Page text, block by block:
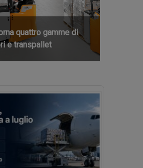
quattro gamme di
e transpallet